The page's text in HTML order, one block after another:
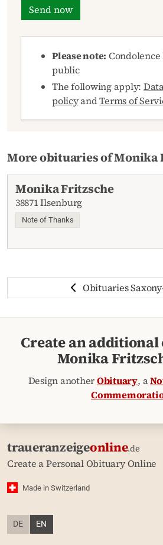
Send now
Please note:
public
The following apply:
policyandTerms of
More obituaries of Monika
Monika Fritzsche
38871 Ilsenburg
Note of Thanks
Obituaries
Create an
Monika
Design anotherObituary, a
traueranzeigeonline.de
Create a Personal Obituary Online
Made in Switzerland
DE EN